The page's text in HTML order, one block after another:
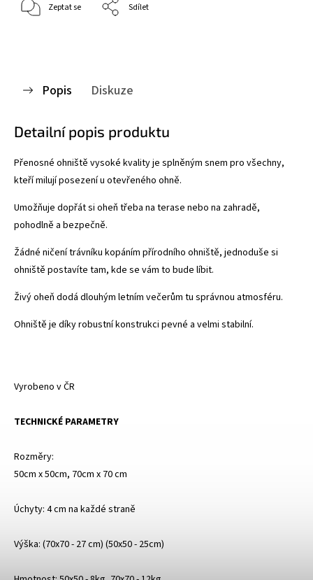
Zeptat se Sdílet
Popis Diskuze
Detailní popis produktu
Přenosné ohniště vysoké kvality je splněným snem pro všechny,
kteří milují posezení u otevřeného ohně.
Umožňuje dopřát si oheň třeba na terase nebo na zahradě,
pohodlně a bezpečně.
Žádné ničení trávníku kopáním přírodního ohniště, jednoduše si
ohniště postavíte tam, kde se vám to bude líbit.
Živý oheň dodá dlouhým letním večerům tu správnou atmosféru.
Ohniště je díky robustní konstrukci pevné a velmi stabilní.
Vyrobeno v ČR
TECHNICKÉ PARAMETRY
Rozměry:
50cm x 50cm, 70cm x 70 cm
Úchyty: 4 cm na každé straně
Výška: (70x70 - 27 cm) (50x50 - 25cm)